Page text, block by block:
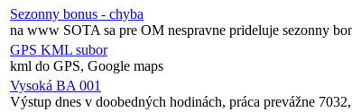
Sezonny bonus - chyba
na www SOTA sa pre OM nespravne prideluje sezonny
GPS KML subor
kml do GPS, Google maps
Vysoká BA 001
Výstup dnes v doobedných hodinách, práca prevážne